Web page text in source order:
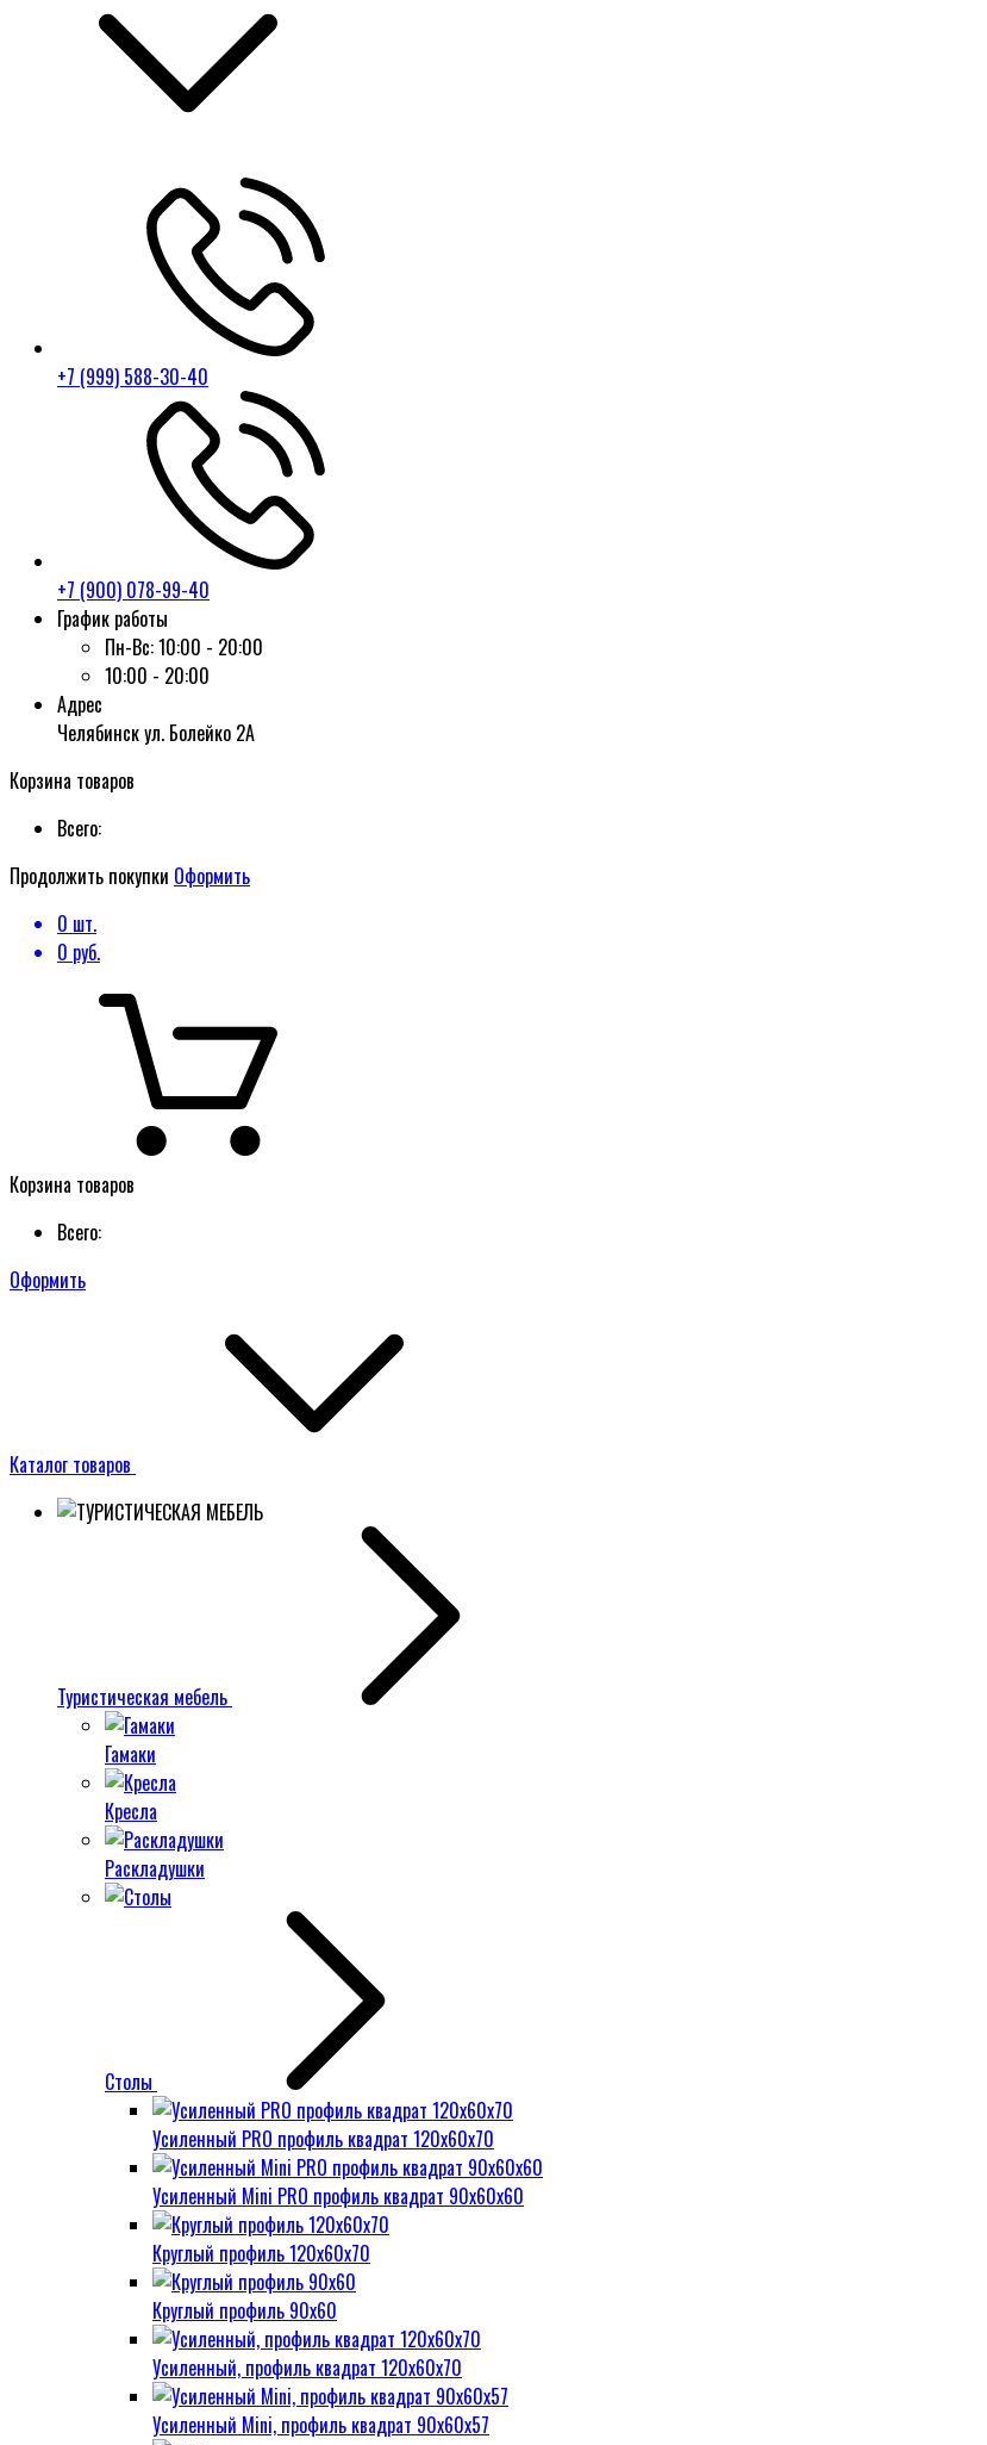
+7 (999) 588-30-40
+7 (900) 078-99-40
График работы
Пн-Вс:10:00 - 20:00
10:00 - 20:00
Адрес
Челябинск ул. Болейко 2А
Корзина товаров
Всего:
Продолжить покупки Оформить
0 шт.
0 руб.
Корзина товаров
Всего:
Оформить
Каталог товаров
Туристическая мебель
Гамаки
Кресла
Раскладушки
Столы
Усиленный PRO профиль квадрат 120х60х70
Усиленный Mini PRO профиль квадрат 90х60х60
Круглый профиль 120х60х70
Круглый профиль 90х60
Усиленный, профиль квадрат 120х60х70
Усиленный Mini, профиль квадрат 90х60х57